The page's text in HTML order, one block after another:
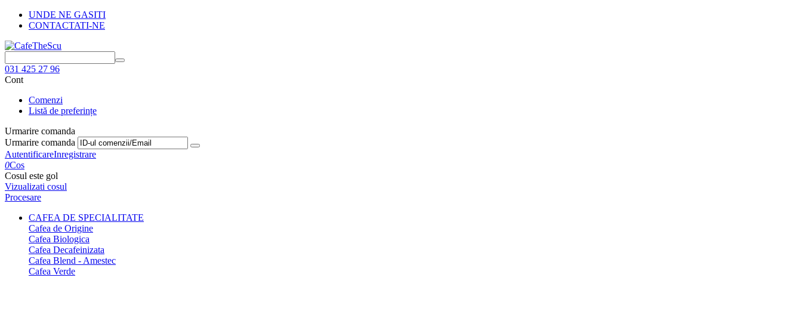
UNDE NE GASITI
CONTACTATI-NE
031 425 27 96
Cont
Comenzi
Listă de preferințe
Urmarire comanda
Urmarire comanda
AutentificareInregistrare
0Cos
Cosul este gol
Vizualizati cosul
Procesare
CAFEA DE SPECIALITATE
Cafea de Origine
Cafea Biologica
Cafea Decafeinizata
Cafea Blend - Amestec
Cafea Verde